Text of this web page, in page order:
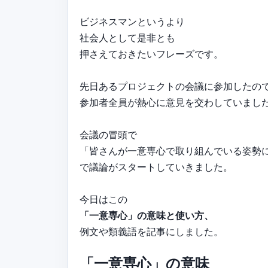
ビジネスマンというより
社会人として是非とも
押さえておきたいフレーズです。
先日あるプロジェクトの会議に参加したの
参加者全員が熱心に意見を交わしていました
会議の冒頭で
「皆さんが一意専心で取り組んでいる姿勢
で議論がスタートしていきました。
今日はこの
「一意専心」の意味と使い方、
例文や類義語を記事にしました。
「一意専心」の意味